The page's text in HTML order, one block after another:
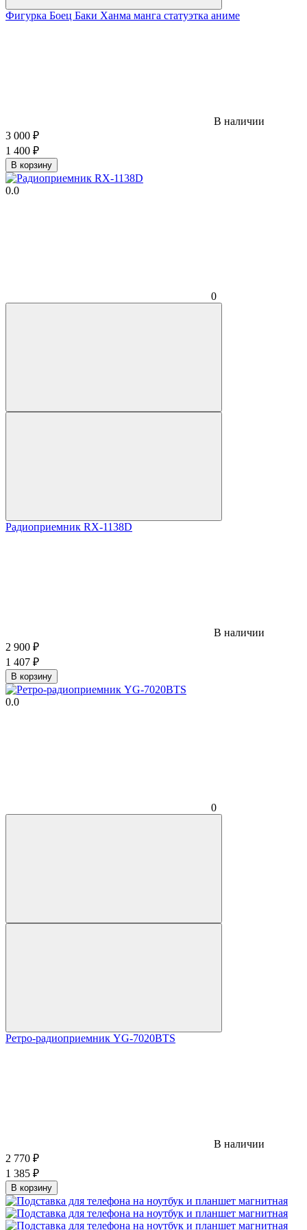
Фигурка Боец Баки Ханма манга статуэтка аниме
В наличии
3 000 ₽
1 400 ₽
В корзину
0.0
0
Радиоприемник RX-1138D
В наличии
2 900 ₽
1 407 ₽
В корзину
0.0
0
Ретро-радиоприемник YG-7020BTS
В наличии
2 770 ₽
1 385 ₽
В корзину